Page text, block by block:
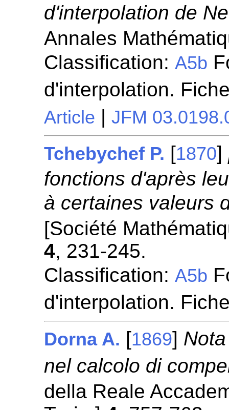
d'interpolation de
Annales
Classification:A5b
d'interpolation.
Article |JFM
Tchebychef P. [1870]
fonctions d'après
à certaines valeurs
[Société
4, 231-245.
Classification:A5b
d'interpolation.
Dorna A. [1869]
nel calcolo di
della Reale